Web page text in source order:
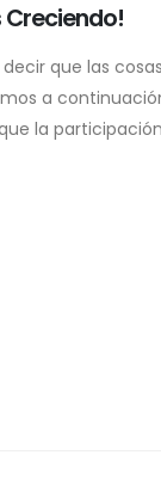
Creciendo!
que las
a
la